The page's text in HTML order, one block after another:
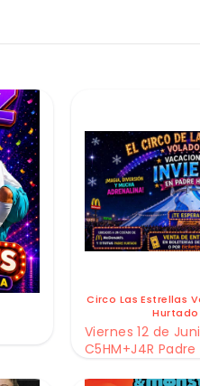
Circo Las Estrellas
Hurtado
Viernes 12 de
C5HM+J4R